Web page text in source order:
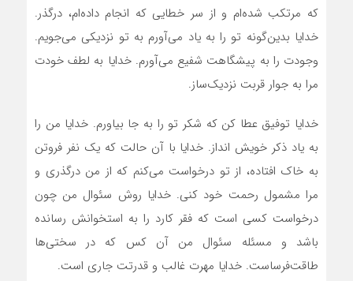
که مرتکب شده‌ام و از سر خطایی که انجام داده‌ام، درگذر.
خدایا بدین‌گونه تو را به یاد می‌آورم به تو نزدیکی می‌جویم.
وجودت را به پیشگاهت شفیع می‌آورم. خدایا به لطف خودت
مرا به جوار قربت نزدیک‌ساز.‌
خدایا توفیق عطا کن که شکر تو را به جا بیاورم. خدایا من را
به یاد ذکر خویش انداز. خدایا با آن حالت که یک نفر فروتن
به خاک افتاده، از تو درخواست می‌کنم که از من درگذری و
مرا مشمول رحمت خود کنی. خدایا روش سئوال من چون
درخواست کسی است که فقر کارد را به استخوانش رسانده
باشد و مسئله‌ سئوال من آن کس که در سختی‌ها
طاقت‌فرساست. خدایا مهرت غالب و قدرتت جاری است.